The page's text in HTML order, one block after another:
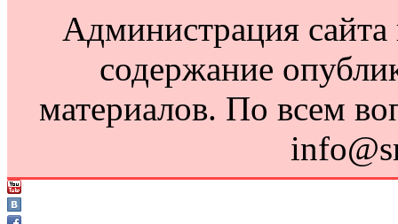
Администрация сайта
содержание
материалов. По всем